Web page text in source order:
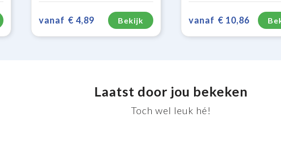
vanaf € 4,89 Bekijk vanaf € 10,86
Laatst door jou bekeken
Toch wel leuk hé!